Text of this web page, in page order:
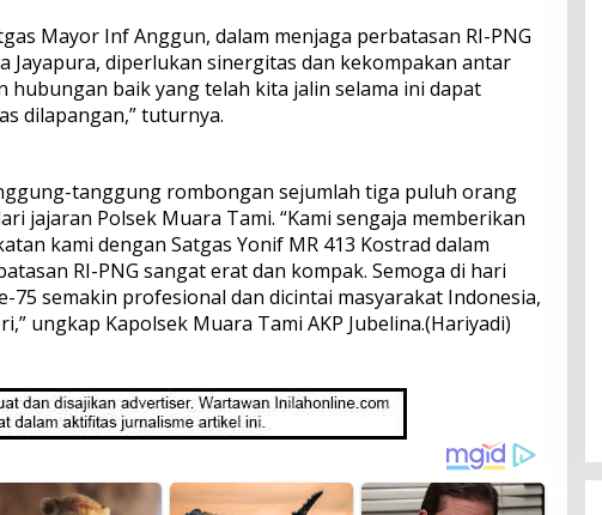
Mayor Inf Anggun, dalam menjaga perbatasan RI-PNG
Jayapura, diperlukan sinergitas dan kekompakan antar
hubungan baik yang telah kita jalin selama ini dapat
dilapangan,” tuturnya.
tanggung rombongan sejumlah tiga puluh orang
jajaran Polsek Muara Tami. “Kami sengaja memberikan
kami dengan Satgas Yonif MR 413 Kostrad dalam
RI-PNG sangat erat dan kompak. Semoga di hari
75 semakin profesional dan dicintai masyarakat Indonesia,
ungkap Kapolsek Muara Tami AKP Jubelina.(Hariyadi)